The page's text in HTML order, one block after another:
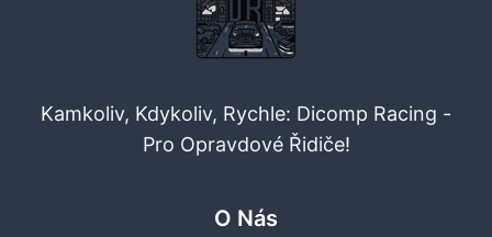
Kamkoliv, Kdykoliv, Rychle: Dicomp Racing -
Pro Opravdové Řidiče!
O Nás